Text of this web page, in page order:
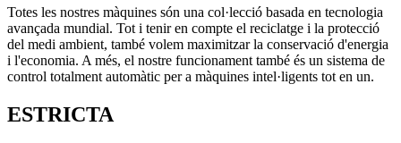
Totes les nostres màquines són una col·lecció basada en tecnologia
avançada mundial. Tot i tenir en compte el reciclatge i la protecció
del medi ambient, també volem maximitzar la conservació d'energia
i l'economia. A més, el nostre funcionament també és un sistema de
control totalment automàtic per a màquines intel·ligents tot en un.
ESTRICTA